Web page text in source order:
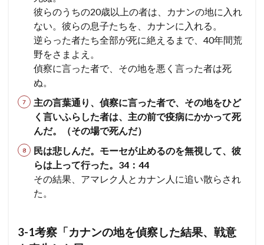
の娘
と交
わ
り、
バア
ルを
慕
う。
神罰
が下
る。
＜バ
ペオ
ル、
コズ
ビの
事件
25
彼らのうちの20歳以上の者は、カナンの地に入れ
ない。 彼らの息子たちを、カナンに入れる。
逆らった者たち全部が死に絶えるまで、40年間荒
野をさまよえ。
偵察に言った者で、その地を悪く言った者は死
ぬ。
主の言葉通り、偵察に言った者で、その地をひど
く言いふらした者は、主の前で疫病にかかって死
んだ。（その場で死んだ）
民は悲しんだ。モーセが止めるのを無視して、彼
らは上って行った。34：44
その結果、アマレク人とカナン人に追い散らされ
た。
3-1考察「カナンの地を偵察した結果、戦意